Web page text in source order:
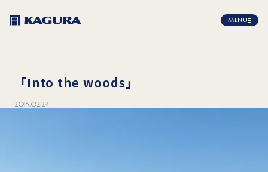
MENU
「Into the woods」
2015.02.24